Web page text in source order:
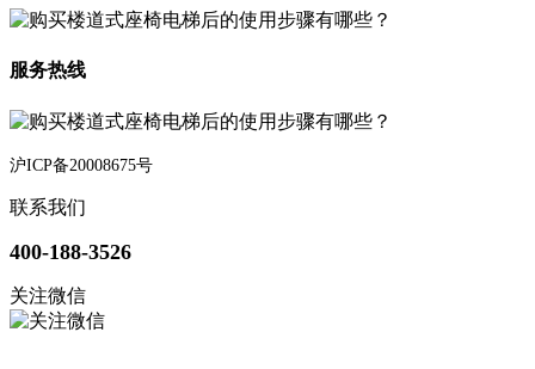
服务热线
沪ICP备20008675号
联系我们
400-188-3526
关注微信